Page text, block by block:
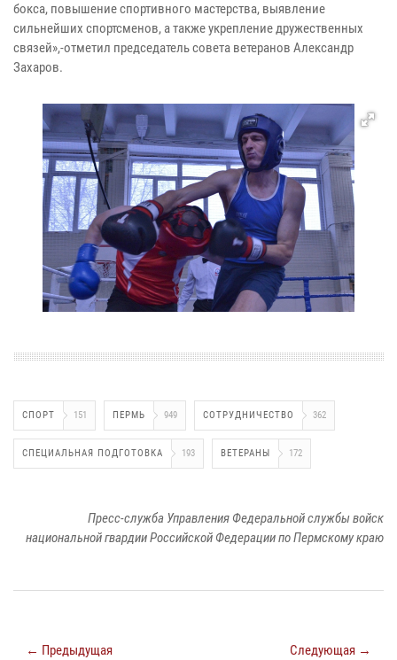
бокса, повышение спортивного мастерства, выявление
сильнейших спортсменов, а также укрепление дружественных
связей»,-отметил председатель совета ветеранов Александр
Захаров.
СПОРТ 151 ПЕРМЬ 949 СОТРУДНИЧЕСТВО 362
СПЕЦИАЛЬНАЯ ПОДГОТОВКА 193 ВЕТЕРАНЫ 172
Пресс-служба Управления Федеральной службы войск
национальной гвардии Российской Федерации по Пермскому краю
← Предыдущая Следующая →